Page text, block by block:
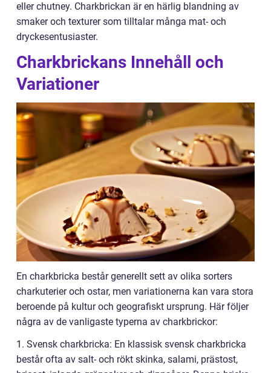
eller chutney. Charkbrickan är en härlig blandning av
smaker och texturer som tilltalar många mat- och
dryckesentusiaster.
Charkbrickans Innehåll och
Variationer
En charkbricka består generellt sett av olika sorters
charkuterier och ostar, men variationerna kan vara stora
beroende på kultur och geografiskt ursprung. Här följer
några av de vanligaste typerna av charkbrickor:
1. Svensk charkbricka: En klassisk svensk charkbricka
består ofta av salt- och rökt skinka, salami, prästost,